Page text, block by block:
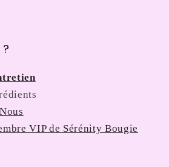
?
VIP de Sérénity Bougie